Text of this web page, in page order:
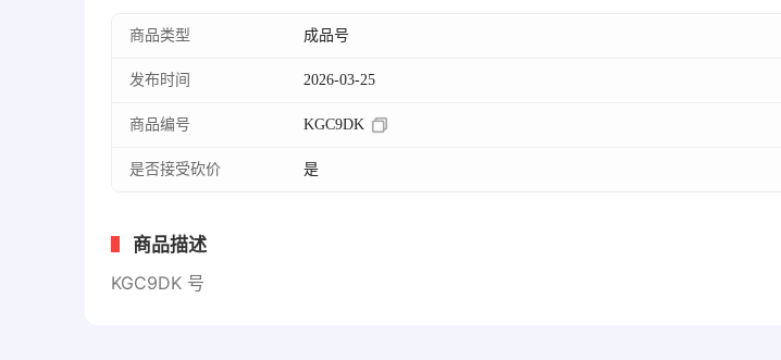
商品类型 成品号
发布时间 2026-03-25
商品编号 KGC9DK
是否接受砍价 是
商品描述
KGC9DK 号